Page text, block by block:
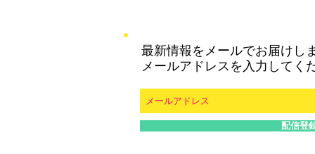
最新情報をメールでお届けし
メールアドレスを入力してく
配信登